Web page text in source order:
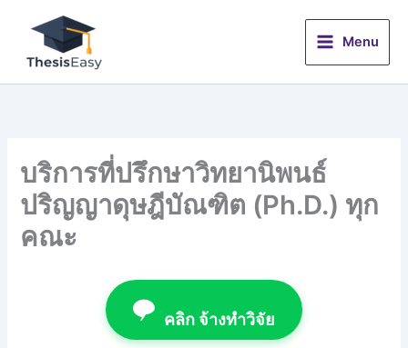
content
Menu
บริการที่ปรึกษาวิทยานิพนธ์
ปริญญาดุษฎีบัณฑิต (Ph.D.) ทุก
คณะ
คลิก จ้างทำวิจัย